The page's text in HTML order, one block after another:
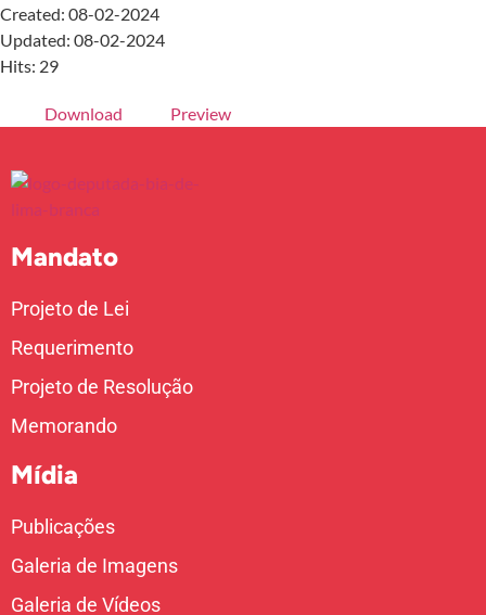
Created: 08-02-2024
Updated: 08-02-2024
Hits: 29
Download Preview
Mandato
Projeto de Lei
Requerimento
Projeto de Resolução
Memorando
Mídia
Publicações
Galeria de Imagens
Galeria de Vídeos